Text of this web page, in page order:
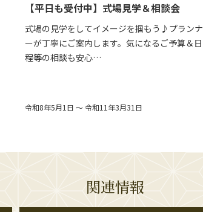
【平日も受付中】式場見学＆相談会
式場の見学をしてイメージを掴もう♪プランナ
ーが丁寧にご案内します。気になるご予算＆日
程等の相談も安心…
令和8年5月1日 ～ 令和11年3月31日
関連情報